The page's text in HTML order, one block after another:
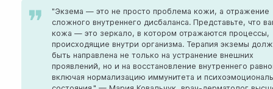
"Экзема — это не просто проблема кожи, а отражение
сложного внутреннего дисбаланса. Представьте, что
кожа — это зеркало, в котором отражаются процессы,
происходящие внутри организма. Терапия экземы
быть направлена не только на устранение внешних
проявлений, но и на восстановление внутреннего
включая нормализацию иммунитета и